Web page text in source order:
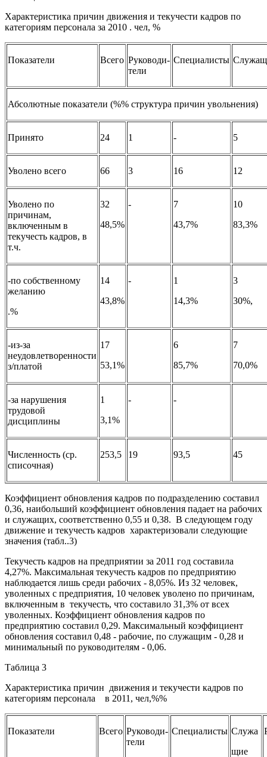
Характеристика причин движения и текучести кадров по
категориям персонала за 2010 . чел, %
Показатели Всего Руководи-
тели
Специалисты
Абсолютные показатели (%% структура причин увольнения)
Принято 24 1 - 5
Уволено всего 66 3 16 12
Уволено по
причинам,
включенным в
текучесть кадров, в
т.ч.
32
48,5%
-
7
43,7%
10
83,3%
-по собственному
желанию
.%
14
43,8%
-
1
14,3%
3
30%,
-из-за
неудовлетворенности
з/платой
17
53,1%
6
85,7%
7
70,0%
-за нарушения
трудовой
дисциплины
1
3,1%
- -
Численность (ср.
списочная)
253,5 19 93,5 45
Коэффициент обновления кадров по подразделению составил
0,36, наибольший коэффициент обновления падает на рабочих
и служащих, соответственно 0,55 и 0,38. В следующем году
движение и текучесть кадров характеризовали следующие
значения (табл..3)
Текучесть кадров на предприятии за 2011 год составила
4,27%. Максимальная текучесть кадров по предприятию
наблюдается лишь среди рабочих - 8,05%. Из 32 человек,
уволенных с предприятия, 10 человек уволено по причинам,
включенным в текучесть, что составило 31,3% от всех
уволенных. Коэффициент обновления кадров по
предприятию составил 0,29. Максимальный коэффициент
обновления составил 0,48 - рабочие, по служащим - 0,28 и
минимальный по руководителям - 0,06.
Таблица 3
Характеристика причин движения и текучести кадров по
категориям персонала в 2011, чел,%%
Показатели Всего Руководи­
тели
Специалисты Служа
щие